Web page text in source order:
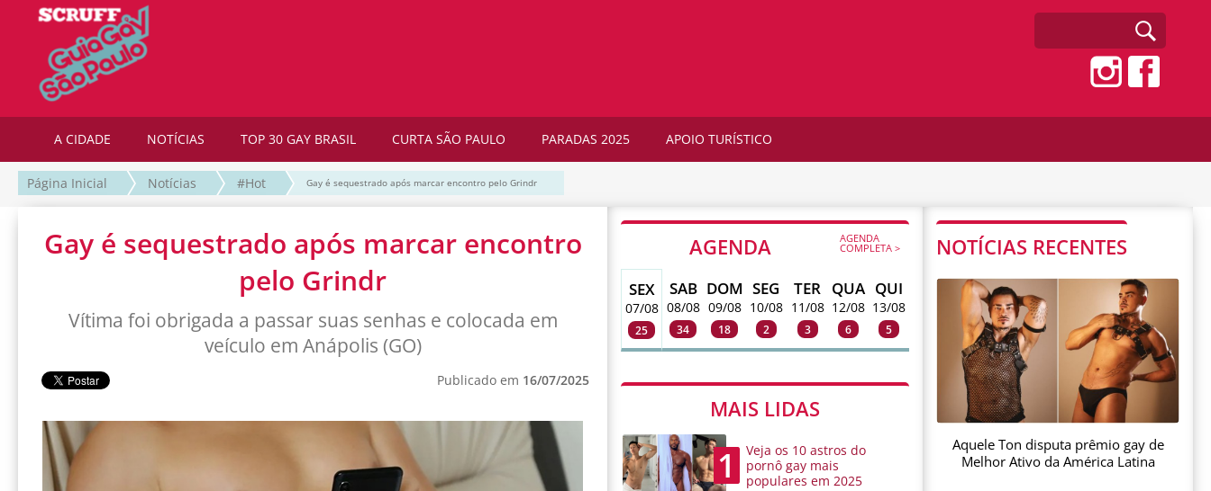
A CIDADE NOTÍCIAS TOP 30 GAY BRASIL CURTA SÃO PAULO PARADAS 2025 APOIO TURÍSTICO
Página Inicial Notícias #Hot Gay é sequestrado após marcar encontro pelo Grindr
Gay é sequestrado após marcar encontro
pelo Grindr
Vítima foi obrigada a passar suas senhas e colocada em
veículo em Anápolis (GO)
Publicado em 16/07/2025
AGENDA AGENDA
COMPLETA >
SEX
07/08
25
SAB
08/08
34
DOM
09/08
18
SEG
10/08
2
TER
11/08
3
QUA
12/08
6
QUI
13/08
5
MAIS LIDAS
1
Veja os 10 astros do
pornô gay mais
populares em 2025
NOTÍCIAS RECENTES
Aquele Ton disputa prêmio gay de
Melhor Ativo da América Latina